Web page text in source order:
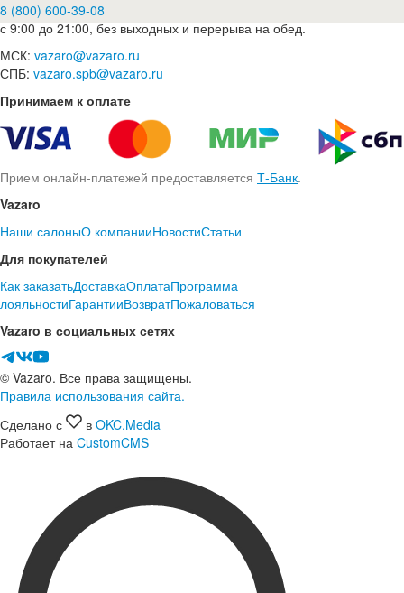
8 (800) 600-39-08
с 9:00 до 21:00, без выходных и перерыва на обед.
МСК: vazaro@vazaro.ru
СПБ: vazaro.spb@vazaro.ru
Принимаем к оплате
Прием онлайн-платежей предоставляется Т-Банк.
Vazaro
Наши салоныО компанииНовостиСтатьи
Для покупателей
Как заказатьДоставкаОплатаПрограмма
лояльностиГарантииВозвратПожаловаться
Vazaro в социальных сетях
© Vazaro. Все права защищены.
Правила использования сайта.
Сделано с
в OKC.Media
Работает на CustomCMS